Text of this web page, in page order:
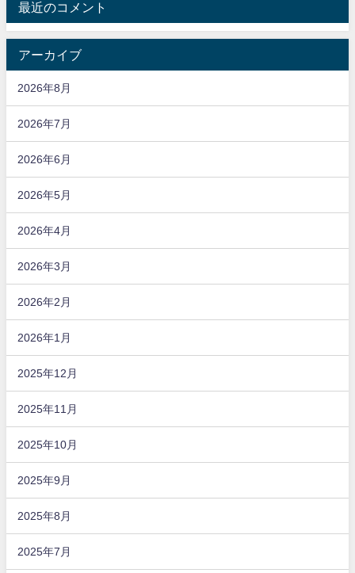
最近のコメント
アーカイブ
2026年8月
2026年7月
2026年6月
2026年5月
2026年4月
2026年3月
2026年2月
2026年1月
2025年12月
2025年11月
2025年10月
2025年9月
2025年8月
2025年7月